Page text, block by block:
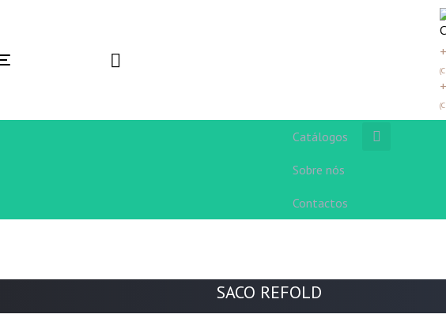
Toggle
Catálogos
Sobre nós
Contactos
SACO REFOLD